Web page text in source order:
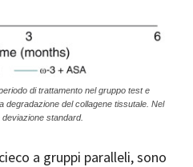
di trattamento nel gruppo test e
degradazione del collagene tissutale. Nel
standard.
a gruppi paralleli, sono